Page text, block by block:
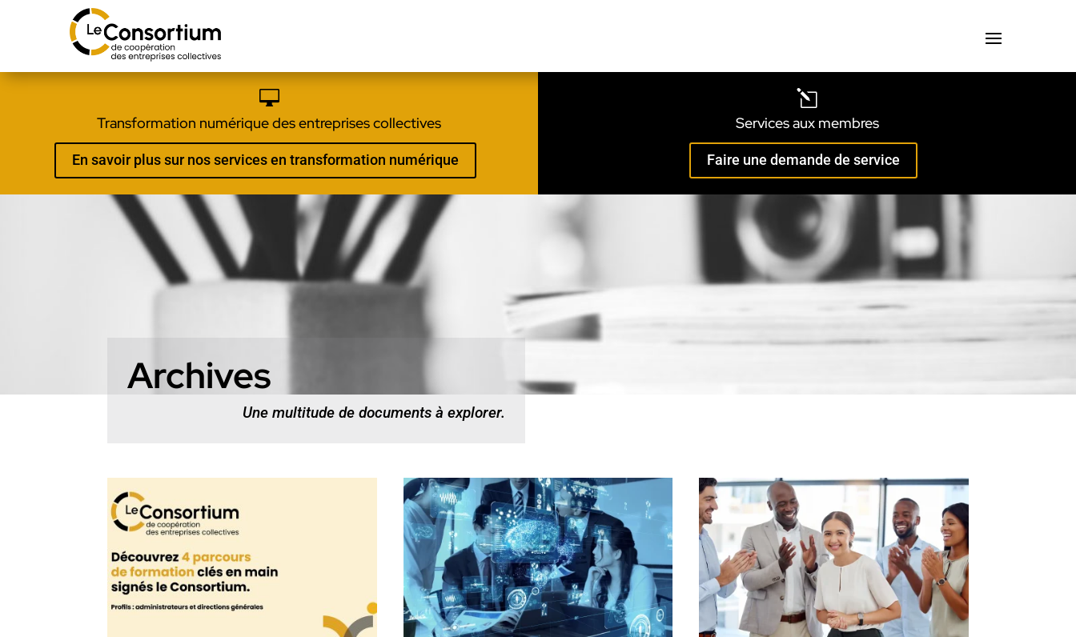

Transformation numérique des entreprises collectives
En savoir plus sur nos services en transformation numérique
l
Services aux membres
Faire une demande de service
Archives
Une multitude de documents à explorer.